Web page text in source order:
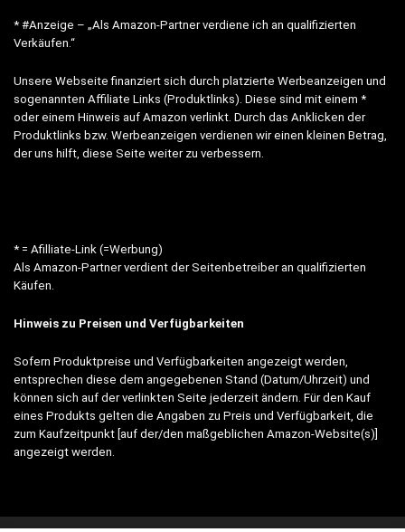
* #Anzeige – „Als Amazon-Partner verdiene ich an qualifizierten
Verkäufen.“
Unsere Webseite finanziert sich durch platzierte Werbeanzeigen und
sogenannten Affiliate Links (Produktlinks). Diese sind mit einem *
oder einem Hinweis auf Amazon verlinkt. Durch das Anklicken der
Produktlinks bzw. Werbeanzeigen verdienen wir einen kleinen Betrag,
der uns hilft, diese Seite weiter zu verbessern.
* = Afilliate-Link (=Werbung)
Als Amazon-Partner verdient der Seitenbetreiber an qualifizierten
Käufen.
Hinweis zu Preisen und Verfügbarkeiten
Sofern Produktpreise und Verfügbarkeiten angezeigt werden,
entsprechen diese dem angegebenen Stand (Datum/Uhrzeit) und
können sich auf der verlinkten Seite jederzeit ändern. Für den Kauf
eines Produkts gelten die Angaben zu Preis und Verfügbarkeit, die
zum Kaufzeitpunkt [auf der/den maßgeblichen Amazon-Website(s)]
angezeigt werden.